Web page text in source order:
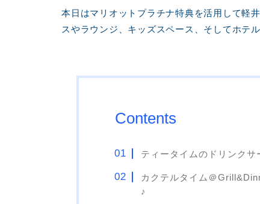
本日はマリオットプラチナ特典を活用して軽
スやラウンジ、キッズスペース、そしてホテ
Contents
ティータイムのドリンク
カクテルタイム＠
♪